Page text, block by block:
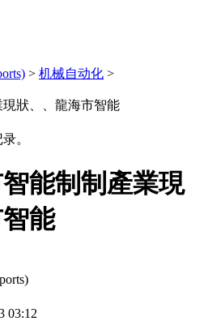
> 机械自动化 >
狀、、龍海市智能
。
能制制產業現
能
03:12